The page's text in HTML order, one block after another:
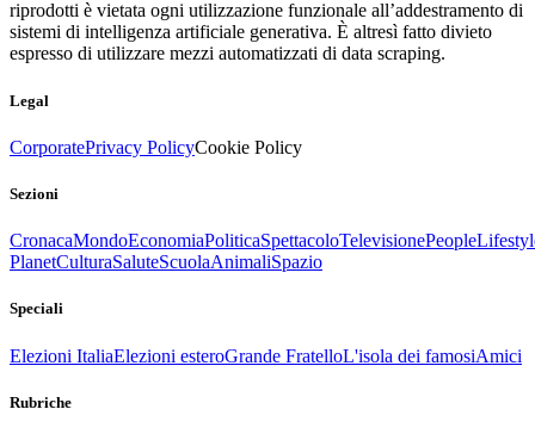
riprodotti è vietata ogni utilizzazione funzionale all’addestramento di
sistemi di intelligenza artificiale generativa. È altresì fatto divieto
espresso di utilizzare mezzi automatizzati di data scraping.
Legal
CorporatePrivacy PolicyCookie Policy
Sezioni
CronacaMondoEconomiaPoliticaSpettacoloTelevisionePeople
PlanetCulturaSaluteScuolaAnimaliSpazio
Speciali
Elezioni ItaliaElezioni esteroGrande FratelloL'isola dei famosiAmici
Rubriche